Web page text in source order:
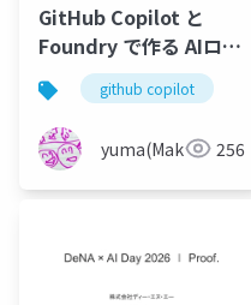
GitHub Copilot と
Foundry で作る AIロボ
ット「ｽﾀｯｸﾁｬﾝ」
github copilot
yuma(Maki) 256